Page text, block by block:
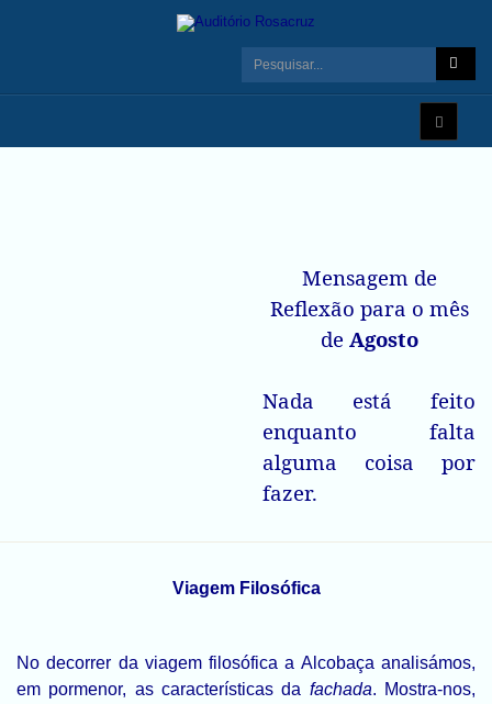
Mensagem de
Reflexão para o mês
de Agosto
Nada está feito
enquanto falta
alguma coisa por
fazer.
Viagem Filosófica
No decorrer da viagem filosófica a Alcobaça analisámos,
em pormenor, as características da fachada. Mostra-nos,